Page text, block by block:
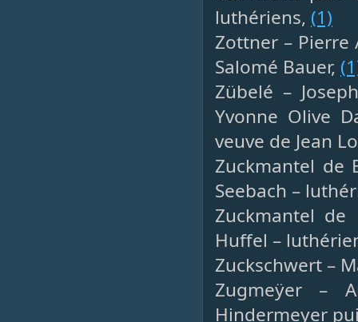
luthériens, (1)
Zottner – Pierre
Salomé Bauer,
Zübelé –
Yvonne Olive
veuve de Jean
Zuckmantel de
Seebach –
Zuckmantel de
Huffel –
Zuckschwert –
Zugmeÿer –
Hindermeyer